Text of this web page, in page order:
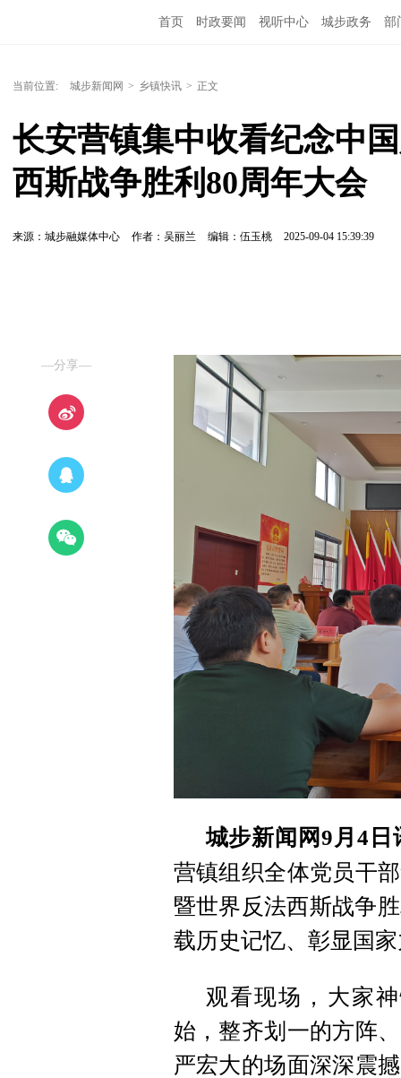
首页 时政要闻 视听中心 城步政务 部
当前位置: 城步新闻网 > 乡镇快讯 > 正文
长安营镇集中收看纪念中
西斯战争胜利80周年大会
来源：城步融媒体中心 作者：吴丽兰 编辑：伍玉桃 2025-09-04 15:39:39
—分享—
城步新闻网9月4日
营镇组织全体党员干
暨世界反法西斯战争
载历史记忆、彰显国
观看现场，大家
始，整齐划一的方阵
严宏大的场面深深震